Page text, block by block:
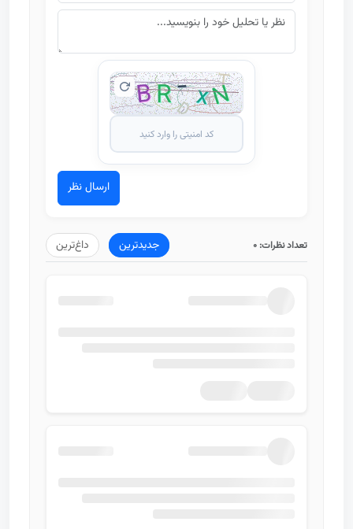
ارسال نظر
تعداد نظرات: 0 جدیدترین داغ‌ترین